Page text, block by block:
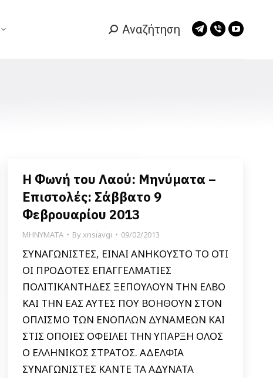
Search:
Αναζήτηση
Telegram
Viber
Η Φωνή του Λαού: Μηνύματα –
Επιστολές: Σάββατο 9
Φεβρουαρίου 2013
ΜΗΝΥΜΑΤΑ Byxrisiavgi 09/02/2013
ΣΥΝΑΓΩΝΙΣΤΕΣ, ΕΙΝΑΙ ΑΝΗΚΟΥΣΤΟ ΤΟ ΟΤΙ
ΟΙ ΠΡΟΔΟΤΕΣ ΕΠΑΓΓΕΛΜΑΤΙΕΣ
ΠΟΛΙΤΙΚΑΝΤΗΔΕΣ ΞΕΠΟΥΛΟΥΝ ΤΗΝ ΕΛΒΟ
ΚΑΙ ΤΗΝ ΕΑΣ ΑΥΤΕΣ ΠΟΥ ΒΟΗΘΟΥΝ ΣΤΟΝ
ΟΠΛΙΣΜΟ ΤΩΝ ΕΝΟΠΛΩΝ ΔΥΝΑΜΕΩΝ ΚΑΙ
ΣΤΙΣ ΟΠΟΙΕΣ ΟΦΕΙΛΕΙ ΤΗΝ ΥΠΑΡΞΗ ΟΛΟΣ
Ο ΕΛΛΗΝΙΚΟΣ ΣΤΡΑΤΟΣ. ΑΔΕΛΦΙΑ
ΣΥΝΑΓΩΝΙΣΤΕΣ ΚΑΝΤΕ ΤΑ ΑΔΥΝΑΤΑ